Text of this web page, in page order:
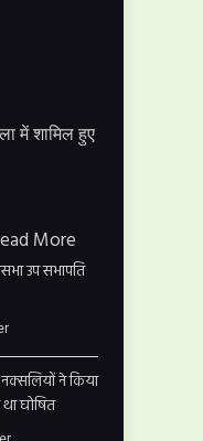
में शामिल हुए
More
उप सभापति
ने किया
घोषित